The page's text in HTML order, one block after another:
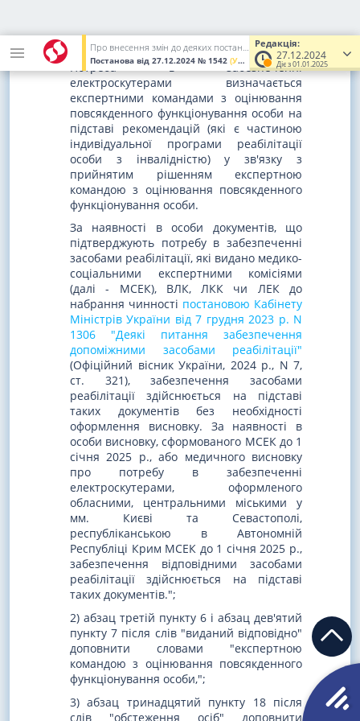
Редакція:
27.12.2024
Діє з 01.01.2025
Про внесення змін до деяких постанов Кабінету Міністрів України щодо оцінювання повсякденного функціонування особи та визнання такою, що втратила чинність, постанови Кабінету Міністрів України від 11 липня 2002 р. N 955
Постанова від 27.12.2024 № 1542 (Увага! Попередня редакція.)
охорони здоров'я.
Потреба в забезпеченні
електроскутерами визначається
експертними командами з оцінювання
повсякденного функціонування особи на
підставі рекомендацій (які є частиною
індивідуальної програми реабілітації
особи з інвалідністю) у зв'язку з
прийнятим рішенням експертною
командою з оцінювання повсякденного
функціонування особи.
За наявності в особи документів, що
підтверджують потребу в забезпеченні
засобами реабілітації, які видано медико-
соціальними експертними комісіями
(далі - МСЕК), ВЛК, ЛКК чи ЛЕК до
набрання чинності постановою Кабінету
Міністрів України від 7 грудня 2023 р. N
1306 "Деякі питання забезпечення
допоміжними засобами реабілітації"
(Офіційний вісник України, 2024 р., N 7,
ст. 321), забезпечення засобами
реабілітації здійснюється на підставі
таких документів без необхідності
оформлення висновку. За наявності в
особи висновку, сформованого МСЕК до 1
січня 2025 р., або медичного висновку
про потребу в забезпеченні
електроскутерами, оформленого
обласними, центральними міськими у
мм. Києві та Севастополі,
республіканською в Автономній
Республіці Крим МСЕК до 1 січня 2025 р.,
забезпечення відповідними засобами
реабілітації здійснюється на підставі
таких документів.";
2) абзац третій пункту 6 і абзац дев'ятий
пункту 7 після слів "виданий відповідно"
доповнити словами "експертною
командою з оцінювання повсякденного
функціонування особи,";
3) абзац тринадцятий пункту 18 після
слів "обстеження осіб" доповнити